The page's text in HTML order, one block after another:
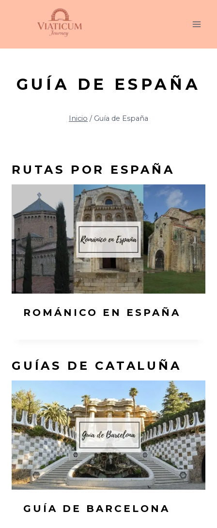
contenido
GUÍA DE ESPAÑA
Inicio / Guía de España
RUTAS POR ESPAÑA
ROMÁNICO EN ESPAÑA
GUÍAS DE CATALUÑA
GUÍA DE BARCELONA